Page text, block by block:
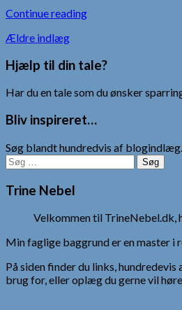
Continue reading
Navigation
til
Ældre indlæg
Hjælp til din tale?
Har du en tale som du ønsker
Bliv inspireret…
Søg blandt hundredvis af blogindlæg.
Søg
efter:
Trine Nebel
Velkommen til TrineNebel.dk,
Min faglige baggrund er en master
På siden finder du links,
brug for, eller oplæg du gerne vil